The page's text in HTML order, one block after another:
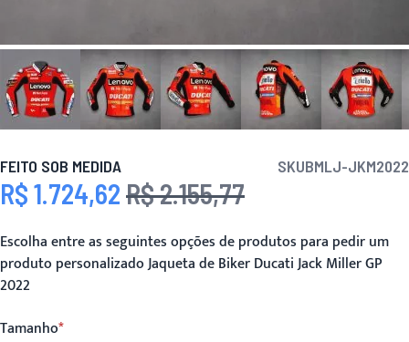
FEITO SOB MEDIDA SKUBMLJ-JKM2022
Preço Especial
R$ 1.724,62 Preço
R$ 2.155,77
Escolha entre as seguintes opções de produtos para pedir um
produto personalizado Jaqueta de Biker Ducati Jack Miller GP
2022
Tamanho